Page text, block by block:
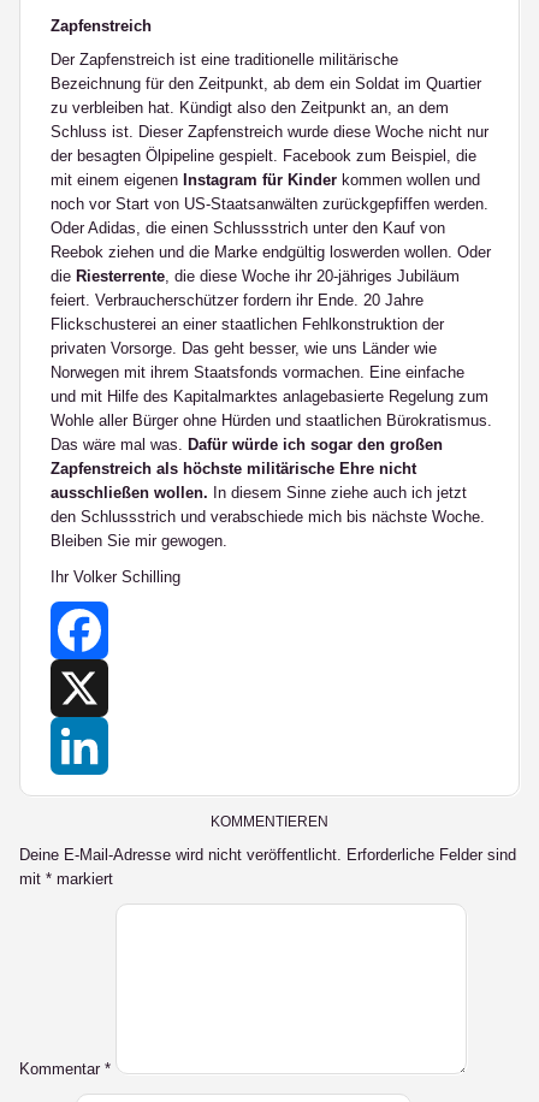
Zapfenstreich
Der Zapfenstreich ist eine traditionelle militärische
Bezeichnung für den Zeitpunkt, ab dem ein Soldat im Quartier
zu verbleiben hat. Kündigt also den Zeitpunkt an, an dem
Schluss ist. Dieser Zapfenstreich wurde diese Woche nicht nur
der besagten Ölpipeline gespielt. Facebook zum Beispiel, die
mit einem eigenen Instagram für Kinder kommen wollen und
noch vor Start von US-Staatsanwälten zurückgepfiffen werden.
Oder Adidas, die einen Schlussstrich unter den Kauf von
Reebok ziehen und die Marke endgültig loswerden wollen. Oder
die Riesterrente, die diese Woche ihr 20-jähriges Jubiläum
feiert. Verbraucherschützer fordern ihr Ende. 20 Jahre
Flickschusterei an einer staatlichen Fehlkonstruktion der
privaten Vorsorge. Das geht besser, wie uns Länder wie
Norwegen mit ihrem Staatsfonds vormachen. Eine einfache
und mit Hilfe des Kapitalmarktes anlagebasierte Regelung zum
Wohle aller Bürger ohne Hürden und staatlichen Bürokratismus.
Das wäre mal was. Dafür würde ich sogar den großen
Zapfenstreich als höchste militärische Ehre nicht
ausschließen wollen. In diesem Sinne ziehe auch ich jetzt
den Schlussstrich und verabschiede mich bis nächste Woche.
Bleiben Sie mir gewogen.
Ihr Volker Schilling
Facebook
KOMMENTIEREN
Deine E-Mail-Adresse wird nicht veröffentlicht. Erforderliche Felder sind
mit * markiert
Kommentar *